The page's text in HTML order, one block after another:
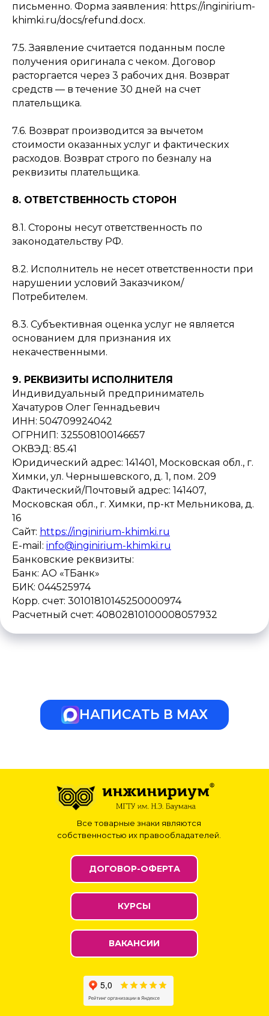
письменно. Форма заявления: https://inginirium-
khimki.ru/docs/refund.docx.
7.5. Заявление считается поданным после
получения оригинала с чеком. Договор
расторгается через 3 рабочих дня. Возврат
средств — в течение 30 дней на счет
плательщика.
7.6. Возврат производится за вычетом
стоимости оказанных услуг и фактических
расходов. Возврат строго по безналу на
реквизиты плательщика.
8. ОТВЕТСТВЕННОСТЬ СТОРОН
8.1. Стороны несут ответственность по
законодательству РФ.
8.2. Исполнитель не несет ответственности при
нарушении условий Заказчиком/
Потребителем.
8.3. Субъективная оценка услуг не является
основанием для признания их
некачественными.
9. РЕКВИЗИТЫ ИСПОЛНИТЕЛЯ
Индивидуальный предприниматель
Хачатуров Олег Геннадьевич
ИНН: 504709924042
ОГРНИП: 325508100146657
ОКВЭД: 85.41
Юридический адрес: 141401, Московская обл., г.
Химки, ул. Чернышевского, д. 1, пом. 209
Фактический/Почтовый адрес: 141407,
Московская обл., г. Химки, пр-кт Мельникова, д.
16
Сайт: https://inginirium-khimki.ru
E-mail: info@inginirium-khimki.ru
Банковские реквизиты:
Банк: АО «ТБанк»
БИК: 044525974
Корр. счет: 30101810145250000974
Расчетный счет: 40802810100008057932
НАПИСАТЬ В МАХ
Все товарные знаки являются
собственностью их правообладателей.
ВАКАНСИИ
КУРСЫ
ДОГОВОР-ОФЕРТА